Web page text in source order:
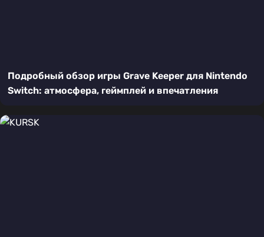
Подробный обзор игры Grave Keeper для Nintendo
Switch: атмосфера, геймплей и впечатления